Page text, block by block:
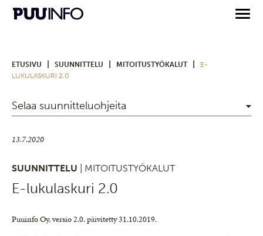
ETUSIVU SUUNNITTELU MITOITUSTYÖKALUT
E-
LUKULASKURI 2.0
Selaa suunnitteluohjeita
13.7.2020
SUUNNITTELU | MITOITUSTYÖKALUT
E-lukulaskuri 2.0
Puuinfo Oy, versio 2.0. päivitetty 31.10.2019.